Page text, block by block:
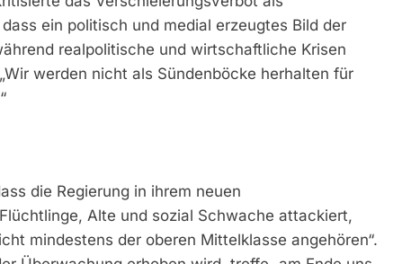
ein politisch und medial erzeugtes Bild der
realpolitische und wirtschaftliche Krisen
werden nicht als Sündenböcke herhalten für
die Regierung in ihrem neuen
Alte und sozial Schwache attackiert,
mindestens der oberen Mittelklasse angehören“.